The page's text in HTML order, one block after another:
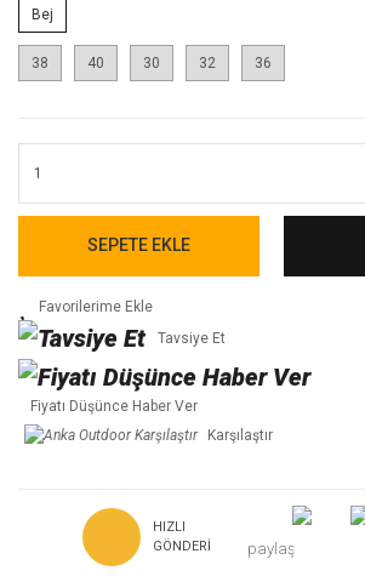
Bej
38 40 30 32 36
SEPETE EKLE
Tavsiye Et
Fiyatı Düşünce Haber Ver
Karşılaştır
HIZLI
GÖNDERI
paylaş